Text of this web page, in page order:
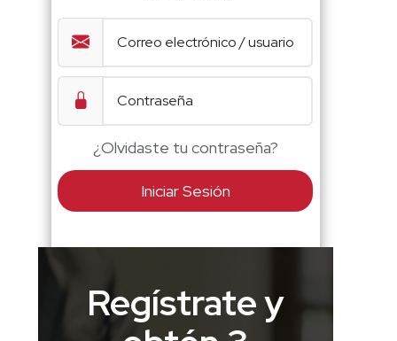
¿Olvidaste tu contraseña?
Iniciar Sesión
Regístrate y